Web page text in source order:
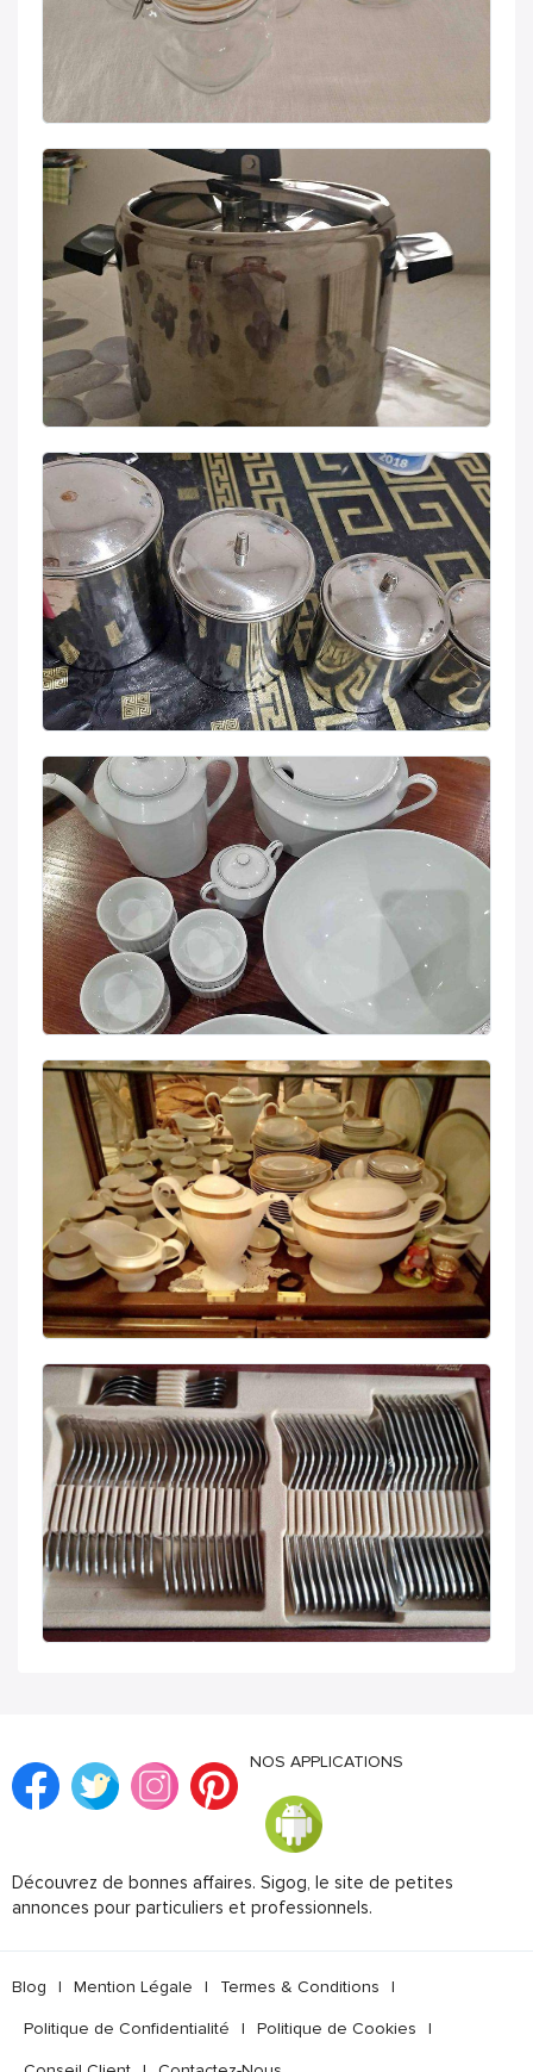
NOS APPLICATIONS
Découvrez de bonnes affaires. Sigog, le site de petites
annonces pour particuliers et professionnels.
Blog | Mention Légale | Termes & Conditions |
Politique de Confidentialité | Politique de Cookies |